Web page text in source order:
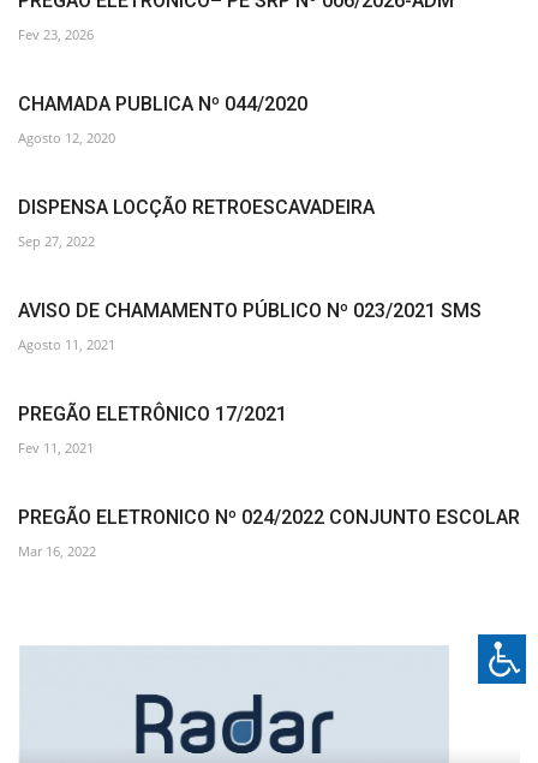
Fev 23, 2026
CHAMADA PUBLICA Nº 044/2020
Agosto 12, 2020
DISPENSA LOCÇÃO RETROESCAVADEIRA
Sep 27, 2022
AVISO DE CHAMAMENTO PÚBLICO Nº 023/2021 SMS
Agosto 11, 2021
PREGÃO ELETRÔNICO 17/2021
Fev 11, 2021
PREGÃO ELETRONICO Nº 024/2022 CONJUNTO ESCOLAR
Mar 16, 2022